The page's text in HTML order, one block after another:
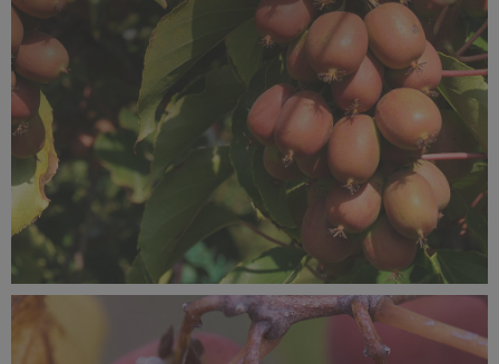
SUPEROWOCE Minikiwi (4).jpg